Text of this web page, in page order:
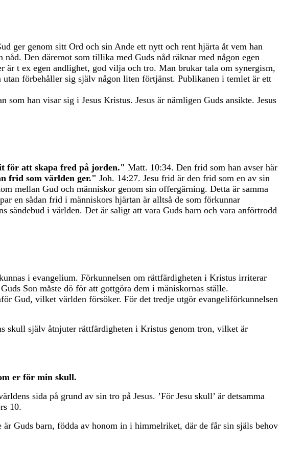
ger genom sitt Ord och sin Ande ett nytt och rent hjärta åt vem han
Den däremot som tillika med Guds nåd räknar med någon egen
t ex egen andlighet, god vilja och tro. Man brukar tala om synergism,
förbehåller sig själv någon liten förtjänst. Publikanen i temlet är ett
han visar sig i Jesus Kristus. Jesus är nämligen Guds ansikte. Jesus
för att skapa fred på jorden." Matt. 10:34. Den frid som han avser här
frid som världen ger." Joh. 14:27. Jesu frid är den frid som en av sin
mellan Gud och människor genom sin offergärning. Detta är samma
en sådan frid i människors hjärtan är alltså de som förkunnar
sändebud i världen. Det är saligt att vara Guds barn och vara anförtrodd
i evangelium. Förkunnelsen om rättfärdigheten i Kristus irriterar
Son måste dö för att gottgöra dem i mäniskornas ställe.
Gud, vilket världen försöker. För det tredje utgör evangeliförkunnelsen
skull själv åtnjuter rättfärdigheten i Kristus genom tron, vilket är
er för min skull.
sida på grund av sin tro på Jesus. ’För Jesu skull’ är detsamma
10.
Guds barn, födda av honom in i himmelriket, där de får sin själs behov